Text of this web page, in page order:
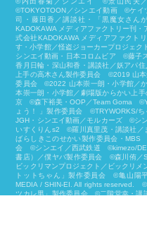
©︎TOKYOTOON／シンエイ動画 ©ケ
司・藤田香／講談社・「黒魔女さ
KADOKAWA メディアファクトリー刊
式会社KADOKAWA メディアファク
す・小学館／怪盗ジョーカープロジェ
シンエイ動画・日本コロムビア ©藤子
香月日輪・深山和香・講談社／妖アパ
上手の高木さん製作委員会 ©2019 山
委員会 ©2022 山本崇一朗・小学館／
本崇一朗・小学館／劇場版からかい上
京 ©森下裕美・OOP／Team Goma
ょう！ 」製作委員会 ©TRYWORKS/
JGH・シンエイ動画／モルカーズ ©シ
いすくりんs2 ©羅川真里茂・講談社
ばらしきこのせかい製作委員会・
会 ©シンエイ／西武鉄道 ©kimezo/
書店）／僕ヤバ製作委員会 ©森川侑／
ビックリマンプロジェクト／ビックリ
トットちゃん」製作委員会 ©亀山陽
MEDIA / SHIN-EI. All rights reserved.
ツカレ男」製作委員会 ©二階堂幸・講